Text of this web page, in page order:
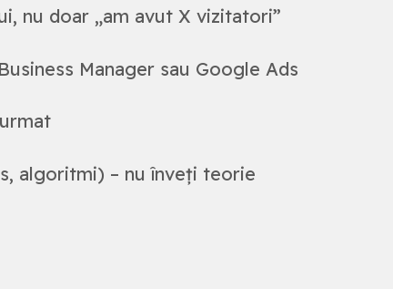
nu doar „am avut X vizitatori”
Manager sau Google Ads
algoritmi) – nu înveți teorie